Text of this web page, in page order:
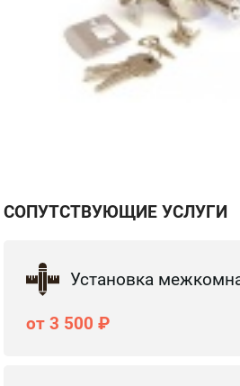
СОПУТСТВУЮЩИЕ УСЛУГИ
Установка
от 3 500 ₽